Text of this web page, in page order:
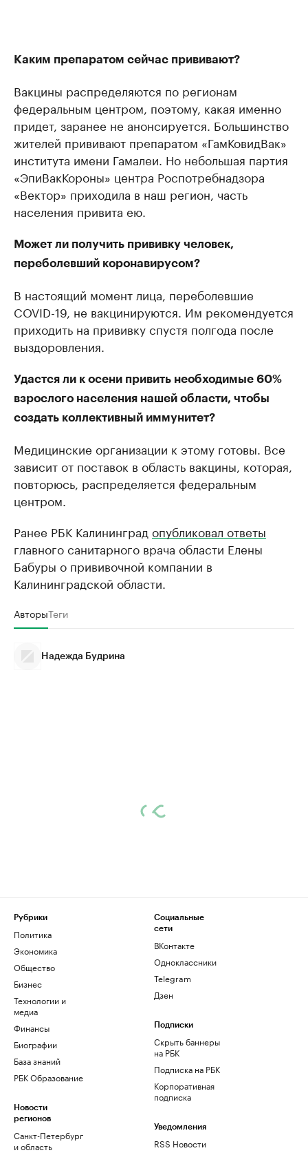
Каким препаратом сейчас прививают?
Вакцины распределяются по регионам
федеральным центром, поэтому, какая именно
придет, заранее не анонсируется. Большинство
жителей прививают препаратом «ГамКовидВак»
института имени Гамалеи. Но небольшая партия
«ЭпиВакКороны» центра Роспотребнадзора
«Вектор» приходила в наш регион, часть
населения привита ею.
Может ли получить прививку человек,
переболевший коронавирусом?
В настоящий момент лица, переболевшие
COVID-19, не вакцинируются. Им рекомендуется
приходить на прививку спустя полгода после
выздоровления.
Удастся ли к осени привить необходимые 60%
взрослого населения нашей области, чтобы
создать коллективный иммунитет?
Медицинские организации к этому готовы. Все
зависит от поставок в область вакцины, которая,
повторюсь, распределяется федеральным
центром.
Ранее РБК Калининград опубликовал ответы
главного санитарного врача области Елены
Бабуры о прививочной компании в
Калининградской области.
АвторыТеги
Надежда Будрина
Рубрики
Политика
Экономика
Общество
Бизнес
Технологии и
медиа
Финансы
Биографии
База знаний
РБК Образование
Новости
регионов
Санкт-Петербург
и область
Социальные
сети
ВКонтакте
Одноклассники
Telegram
Дзен
Подписки
Скрыть баннеры
на РБК
Подписка на РБК
Корпоративная
подписка
Уведомления
RSS Новости